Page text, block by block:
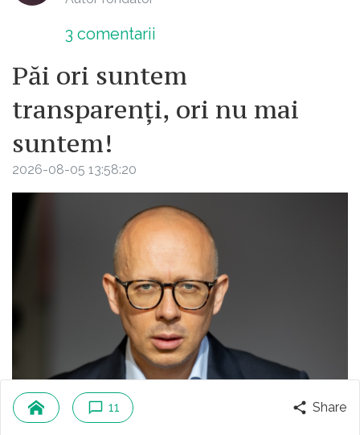
3 comentarii
Păi ori suntem
transparenți, ori nu mai
suntem!
2026-08-05 13:58:20
11 Share